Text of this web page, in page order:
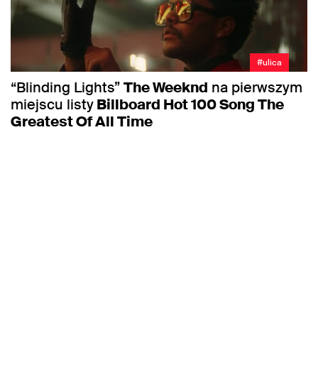
#ulica
“Blinding Lights”The Weeknd na pierwszym
miejscu listyBillboard Hot 100 Song The
Greatest Of All Time